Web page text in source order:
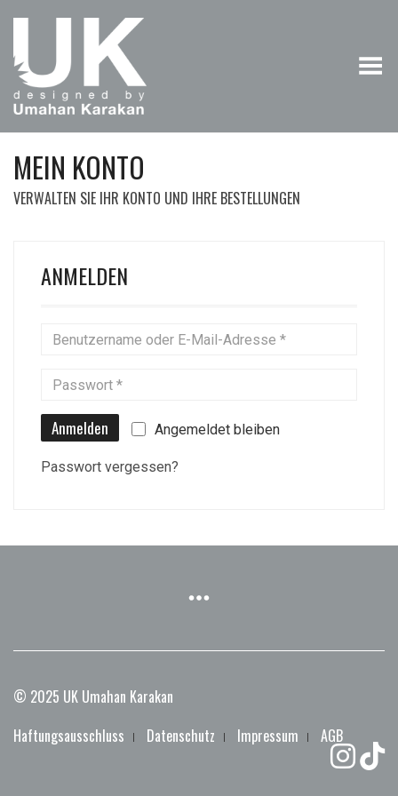
Menü umschalten
MEIN KONTO
VERWALTEN SIE IHR KONTO UND IHRE BESTELLUNGEN
ANMELDEN
Anmelden Angemeldet bleiben
Passwort vergessen?
© 2025 UK Umahan Karakan
Haftungsausschluss
Datenschutz Impressum AGB